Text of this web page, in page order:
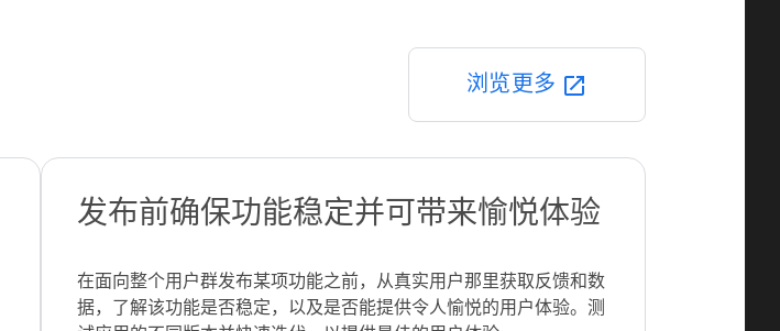
浏览更多 open_in_new
发布前确保功能稳定并可带来愉悦体验
在面向整个用户群发布某项功能之前，从真实用户那里获取反馈和数
据，了解该功能是否稳定，以及是否能提供令人愉悦的用户体验。测